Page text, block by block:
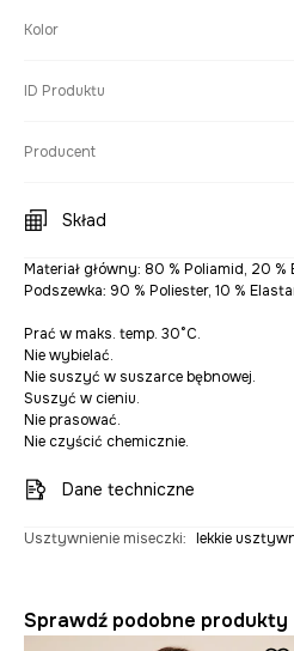
Kolor
ID Produktu
Producent
Skład
Materiał główny: 80 % Poliamid, 20 %
Podszewka: 90 % Poliester, 10 %
Prać w maks. temp. 30°C.
Nie wybielać.
Nie suszyć w suszarce bębnowej.
Suszyć w cieniu.
Nie prasować.
Nie czyścić chemicznie.
Dane techniczne
Usztywnienie miseczki: lekkie
Sprawdź podobne produkty